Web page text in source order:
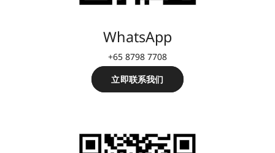
WhatsApp
+65 8798 7708
立即联系我们